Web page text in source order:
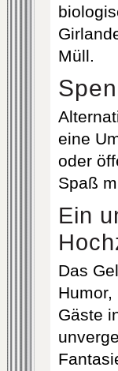
Müll.
eine
oder
Spaß
Ein
Das
Gäste